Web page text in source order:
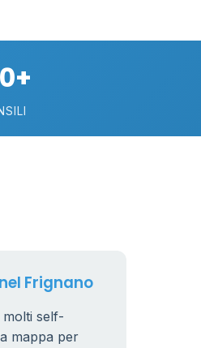
Frignano
self-
mappa per